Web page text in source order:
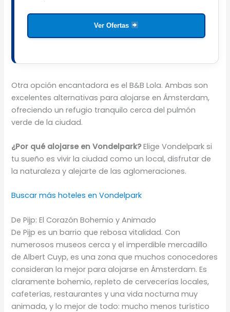
Ver Ofertas
Otra opción encantadora es el B&B Lola. Ambas son
excelentes alternativas para alojarse en Ámsterdam,
ofreciendo un refugio tranquilo cerca del pulmón
verde de la ciudad.
¿Por qué alojarse en Vondelpark?Elige Vondelpark si
tu sueño es vivir la ciudad como un local, disfrutar de
la naturaleza y alejarte de las aglomeraciones.
Buscar más hoteles en Vondelpark
De Pijp: El Corazón Bohemio y Animado
De Pijp es un barrio que rebosa vitalidad. Con
numerosos museos cerca y el imperdible mercadillo
de Albert Cuyp, es una zona que muchos conocedores
consideran la mejor para alojarse en Ámsterdam. Es
claramente bohemio, repleto de cervecerías locales,
cafeterías, restaurantes y una vida nocturna muy
animada, y lo mejor de todo: mucho menos turístico